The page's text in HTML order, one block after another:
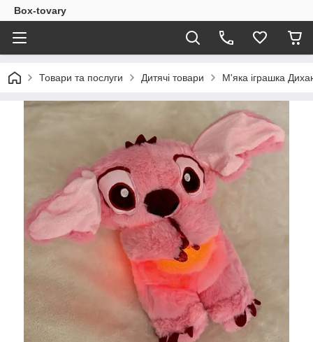
Box-tovary
Товари та послуги Дитячі товари М'яка іграшка